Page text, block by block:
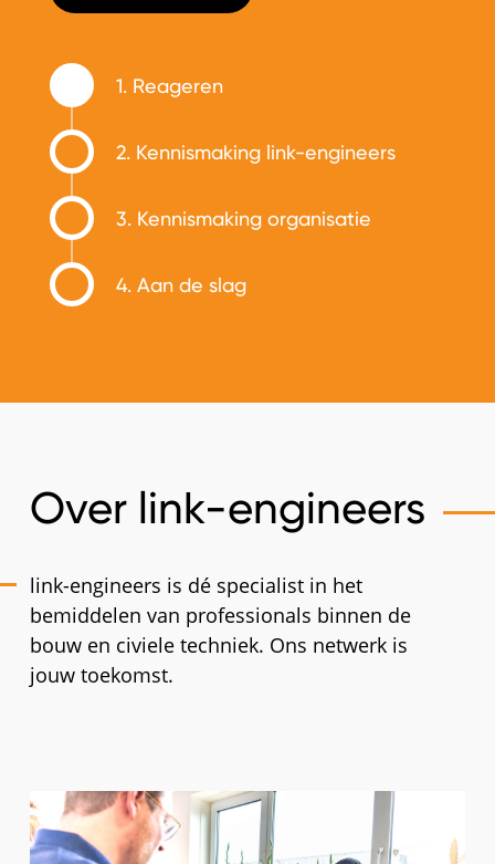
1. Reageren
2. Kennismaking link-engineers
3. Kennismaking organisatie
4. Aan de slag
Over link-engineers
link-engineers is dé specialist in het
bemiddelen van professionals binnen de
bouw en civiele techniek. Ons netwerk is
jouw toekomst.